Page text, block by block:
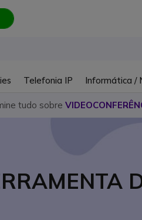
Telefonia IP Informática /
tudo sobre